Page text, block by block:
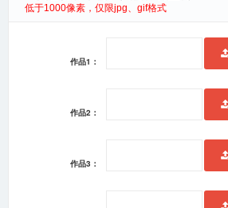
低于1000像素，仅限jpg、gif格式
作品1：
作品2：
作品3：